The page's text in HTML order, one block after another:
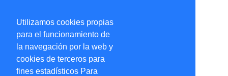
Utilizamos cookies propias
para el funcionamiento de
la navegación por la web y
cookies de terceros para
fines estadísticos Para